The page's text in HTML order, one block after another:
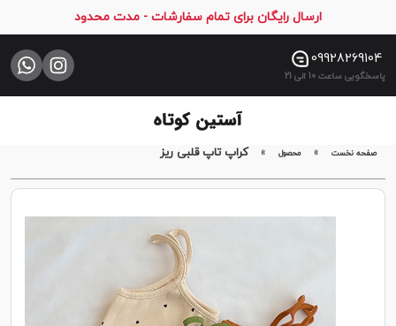
ارسال رایگان برای تمام سفارشات - مدت محدود
09928269104
پاسخگویی ساعت 10 الی 21
نخست
فروشگاه
صفحه نخست » محصول » کراپ تاپ قلبی ریز